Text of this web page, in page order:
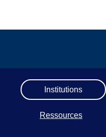
Institutions
Ressources